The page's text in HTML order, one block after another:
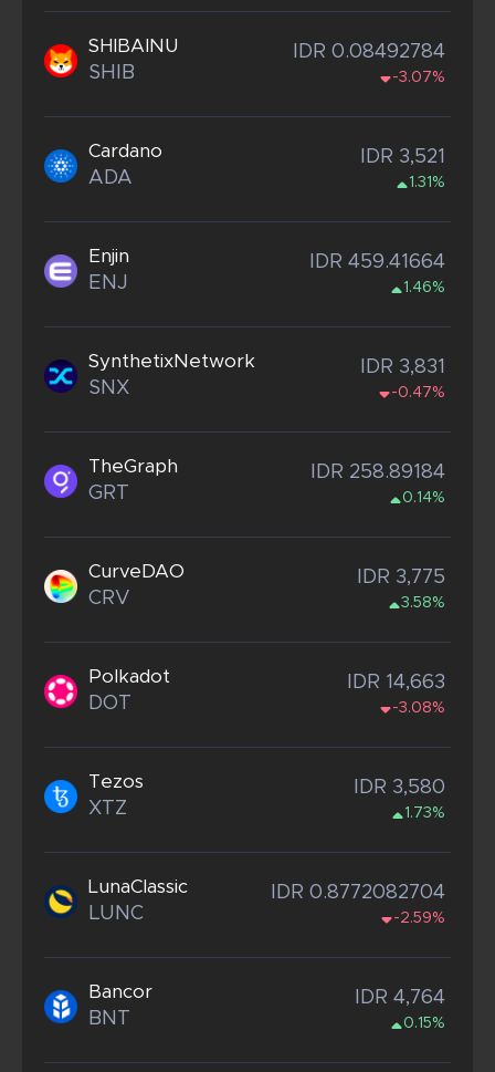
SHIBAINU
SHIB
IDR 0.08492784
-3.07%
Cardano
ADA
IDR 3,521
1.31%
Enjin
ENJ
IDR 459.41664
1.46%
SynthetixNetwork
SNX
IDR 3,831
-0.47%
TheGraph
GRT
IDR 258.89184
0.14%
CurveDAO
CRV
IDR 3,775
3.58%
Polkadot
DOT
IDR 14,663
-3.08%
Tezos
XTZ
IDR 3,580
1.73%
LunaClassic
LUNC
IDR 0.8772082704
-2.59%
Bancor
BNT
IDR 4,764
0.15%